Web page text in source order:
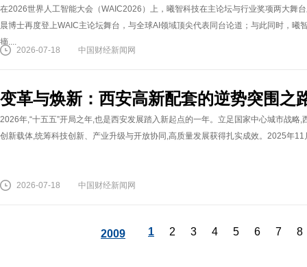
在2026世界人工智能大会（WAIC2026）上，曦智科技在主论坛与行业奖项两大舞
晨博士再度登上WAIC主论坛舞台，与全球AI领域顶尖代表同台论道；与此同时，曦
摘....
2026-07-18
中国财经新闻网
变革与焕新：西安高新配套的逆势突围之
2026年,“十五五”开局之年,也是西安发展踏入新起点的一年。立足国家中心城市战
创新载体,统筹科技创新、产业升级与开放协同,高质量发展获得扎实成效。2025年
2026-07-18 中国财经新闻网
2009 1 2 3 4 5 6 7 8